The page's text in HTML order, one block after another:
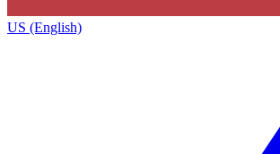
US (English)